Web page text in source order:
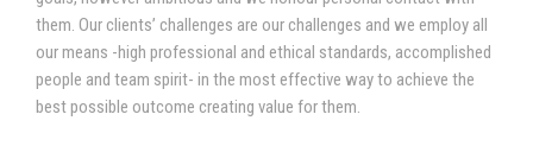
them. Our clients’ challenges are our challenges and we employ all
our means -high professional and ethical standards, accomplished
people and team spirit- in the most effective way to achieve the
best possible outcome creating value for them.